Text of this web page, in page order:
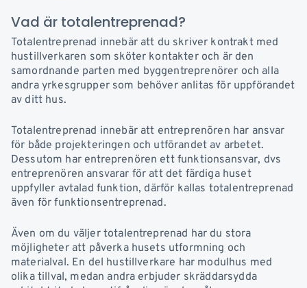
Vad är totalentreprenad?
Totalentreprenad innebär att du skriver kontrakt med
hustillverkaren som sköter kontakter och är den
samordnande parten med byggentreprenörer och alla
andra yrkesgrupper som behöver anlitas för uppförandet
av ditt hus.
Totalentreprenad innebär att entreprenören har ansvar
för både projekteringen och utförandet av arbetet.
Dessutom har entreprenören ett funktionsansvar, dvs
entreprenören ansvarar för att det färdiga huset
uppfyller avtalad funktion, därför kallas totalentreprenad
även för funktionsentreprenad.
Även om du väljer totalentreprenad har du stora
möjligheter att påverka husets utformning och
materialval. En del hustillverkare har modulhus med
olika tillval, medan andra erbjuder skräddarsydda